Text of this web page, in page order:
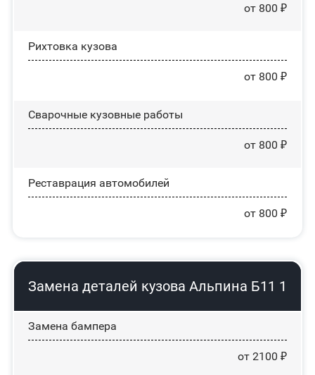
от 800 ₽
Рихтовка кузова
от 800 ₽
Сварочные кузовные работы
от 800 ₽
Реставрация автомобилей
от 800 ₽
Замена деталей кузова Альпина Б11 1
Замена бампера
от 2100 ₽